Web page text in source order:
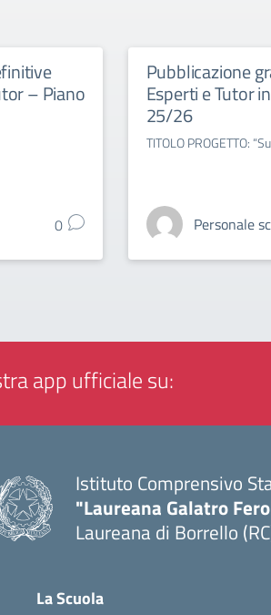
– Piano
0
Pubblicazione
Esperti e Tutor
25/26
TITOLO PROGETTO:
Personale
app ufficiale su:
Istituto Comprensivo
"Laureana Galatro
Laureana di Borrello
La Scuola